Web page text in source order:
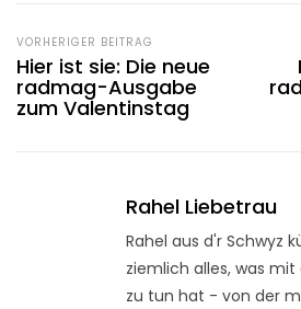
VORHERIGER BEITRAG
Hier ist sie: Die neue
radmag-Ausgabe
zum Valentinstag
Rahel Liebetrau
Rahel aus d'r Schwyz
ziemlich alles, was mit
zu tun hat - von der